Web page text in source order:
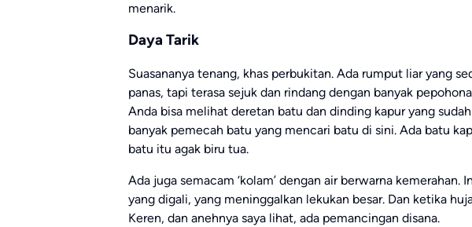
menarik.
Daya Tarik
Suasananya tenang, khas perbukitan. Ada rumput liar yang
panas, tapi terasa sejuk dan rindang dengan banyak
Anda bisa melihat deretan batu dan dinding kapur yang sudah
banyak pemecah batu yang mencari batu di sini. Ada batu
batu itu agak biru tua.
Ada juga semacam ‘kolam’ dengan air berwarna kemerahan.
yang digali, yang meninggalkan lekukan besar. Dan ketika
Keren, dan anehnya saya lihat, ada pemancingan disana.